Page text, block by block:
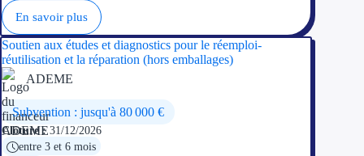
En savoir plus
Soutien aux études et diagnostics pour le réemploi-
réutilisation et la réparation (hors emballages)
ADEME
Subvention : jusqu'à 80 000 €
Clôture :31/12/2026
entre 3 et 6 mois